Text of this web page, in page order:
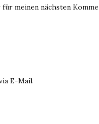
meinen nächsten
E-Mail.